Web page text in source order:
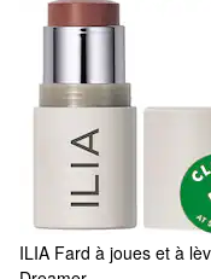
ILIA Fard à joues et à